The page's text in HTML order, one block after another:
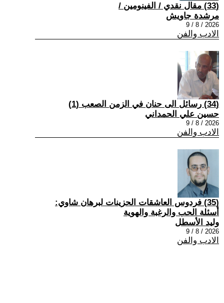
(33) مقال نقدي / الفينومين /
مرشدة جاويش
2026 / 8 / 9
الادب والفن
(34) رسائل الى حنان في الزمن الصعب (1)
حسين علي الحمداني
2026 / 8 / 9
الادب والفن
(35) فردوس العاشقات الحزينات لبرهان شاوي:
أسئلة الحب والرغبة والهوية
وليد الأسطل
2026 / 8 / 9
الادب والفن